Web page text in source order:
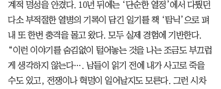
계적 명성을 안겼다. 10년 뒤에는 ‘단순한 열정’에서 다뤘던
다소 부적절한 열병의 기록이 담긴 일기를 책 ‘탐닉’으로 펴
내 또 한번 충격을 몰고 왔다. 모두 실제 경험에 기반한다.
“이런 이야기를 숨김없이 털어놓는 것을 나는 조금도 부끄럽
게 생각하지 않는다…. 남들이 읽기 전에 내가 사고로 죽을
수도 있고, 전쟁이나 혁명이 일어날지도 모른다. 그런 시차